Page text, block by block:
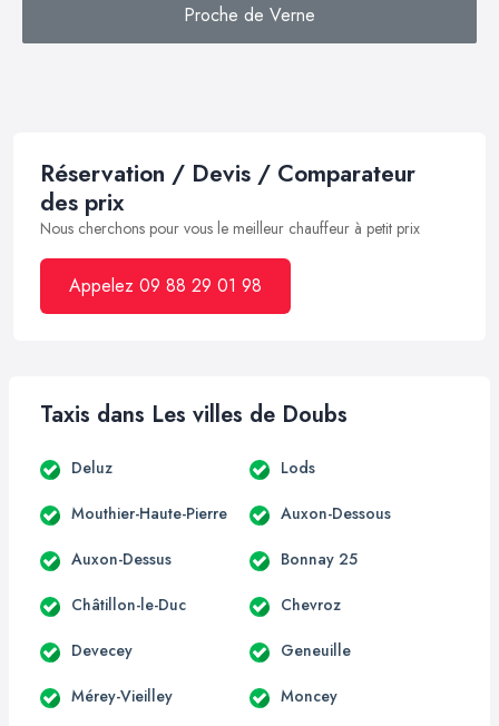
Proche de Verne
Réservation / Devis / Comparateur
des prix
Nous cherchons pour vous le meilleur chauffeur à petit prix
Appelez 09 88 29 01 98
Taxis dans Les villes de Doubs
Deluz Lods
Mouthier-Haute-Pierre Auxon-Dessous
Auxon-Dessus Bonnay 25
Châtillon-le-Duc Chevroz
Devecey Geneuille
Mérey-Vieilley Moncey